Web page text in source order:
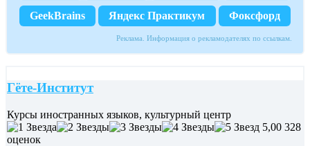
GeekBrains Яндекс Практикум Фоксфорд
Реклама. Информация о рекламодателях по ссылкам.
Гёте-Институт
Курсы иностранных языков, культурный центр
5,00 328
оценок